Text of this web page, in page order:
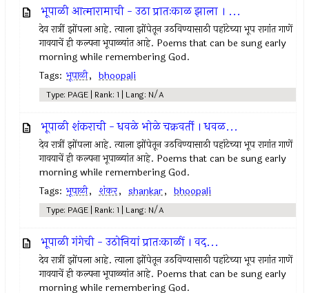
भूपाळी आत्मारामाची - उठा प्रातःकाळ झाला । ...
देव रात्रीं झोंपला आहे. त्याला झोंपेतून उठविण्यासाठी पहांटेच्या भूप रागांत गाणें
गावयाचें ही कल्पना भूपाळ्यांत आहे. Poems that can be sung early
morning while remembering God.
Tags: भूपाळी, bhoopali
Type: PAGE | Rank: 1 | Lang: N/A
भूपाळी शंकराची - धवळे भोळे चक्रवर्ती । धवळ...
देव रात्रीं झोंपला आहे. त्याला झोंपेतून उठविण्यासाठी पहांटेच्या भूप रागांत गाणें
गावयाचें ही कल्पना भूपाळ्यांत आहे. Poems that can be sung early
morning while remembering God.
Tags: भूपाळी, शंकर, shankar, bhoopali
Type: PAGE | Rank: 1 | Lang: N/A
भूपाळी गंगेची - उठोनियां प्रातःकाळीं । वद...
देव रात्रीं झोंपला आहे. त्याला झोंपेतून उठविण्यासाठी पहांटेच्या भूप रागांत गाणें
गावयाचें ही कल्पना भूपाळ्यांत आहे. Poems that can be sung early
morning while remembering God.